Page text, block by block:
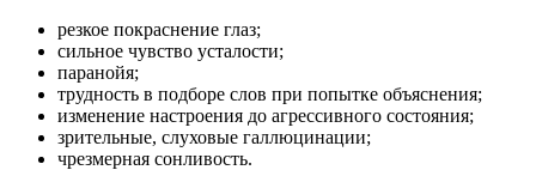
резкое покраснение глаз;
сильное чувство усталости;
паранойя;
трудность в подборе слов при попытке объяснения;
изменение настроения до агрессивного состояния;
зрительные, слуховые галлюцинации;
чрезмерная сонливость.